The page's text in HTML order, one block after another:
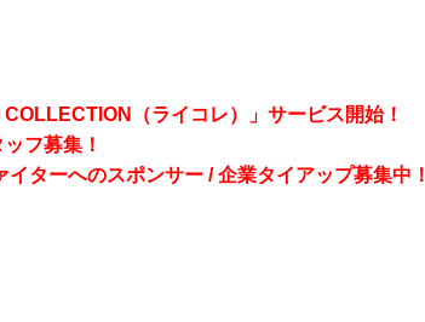
（ライコレ）」サービス開始！
フ募集！
ターへのスポンサー / 企業タイアップ募集中！